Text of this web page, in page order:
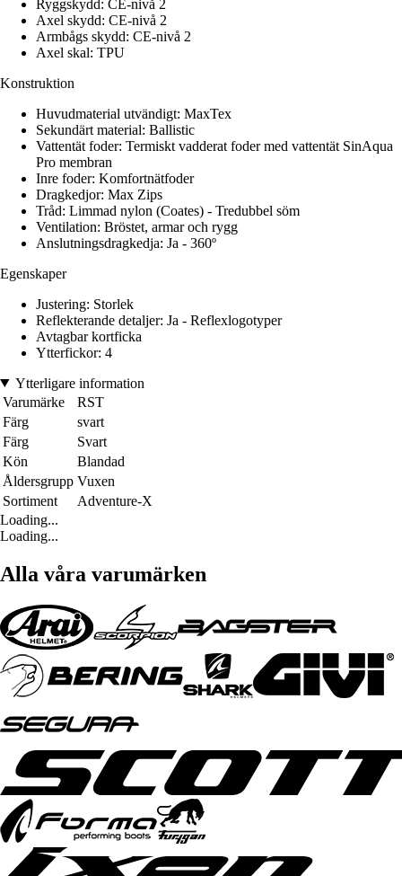
Ryggskydd: CE-nivå 2
Axel skydd: CE-nivå 2
Armbågs skydd: CE-nivå 2
Axel skal: TPU
Konstruktion
Huvudmaterial utvändigt: MaxTex
Sekundärt material: Ballistic
Vattentät foder: Termiskt vadderat foder med vattentät SinAqua
Pro membran
Inre foder: Komfortnätfoder
Dragkedjor: Max Zips
Tråd: Limmad nylon (Coates) - Tredubbel söm
Ventilation: Bröstet, armar och rygg
Anslutningsdragkedja: Ja - 360º
Egenskaper
Justering: Storlek
Reflekterande detaljer: Ja - Reflexlogotyper
Avtagbar kortficka
Ytterfickor: 4
Ytterligare information
Varumärke
RST
Färg
svart
Färg
Svart
Kön
Blandad
Åldersgrupp Vuxen
Sortiment
Adventure-X
Loading...
Loading...
Alla våra varumärken